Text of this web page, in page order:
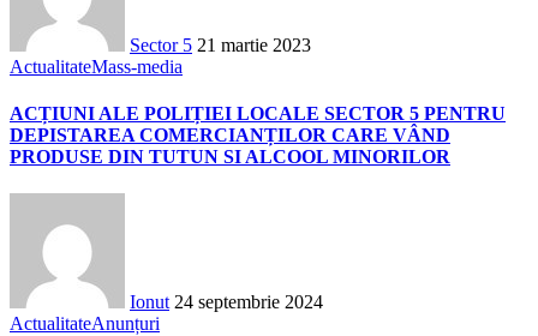
Sector 5 21 martie 2023
ActualitateMass-media
ACȚIUNI ALE POLIȚIEI LOCALE SECTOR 5 PENTRU
DEPISTAREA COMERCIANȚILOR CARE VÂND
PRODUSE DIN TUTUN SI ALCOOL MINORILOR
Ionut 24 septembrie 2024
ActualitateAnunțuri